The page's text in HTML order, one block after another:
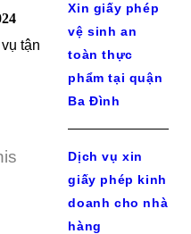
tận
Xin giấy phép
vệ sinh an
toàn thực
phẩm tại quận
Ba Đình
Dịch vụ xin
giấy phép kinh
doanh cho nhà
hàng